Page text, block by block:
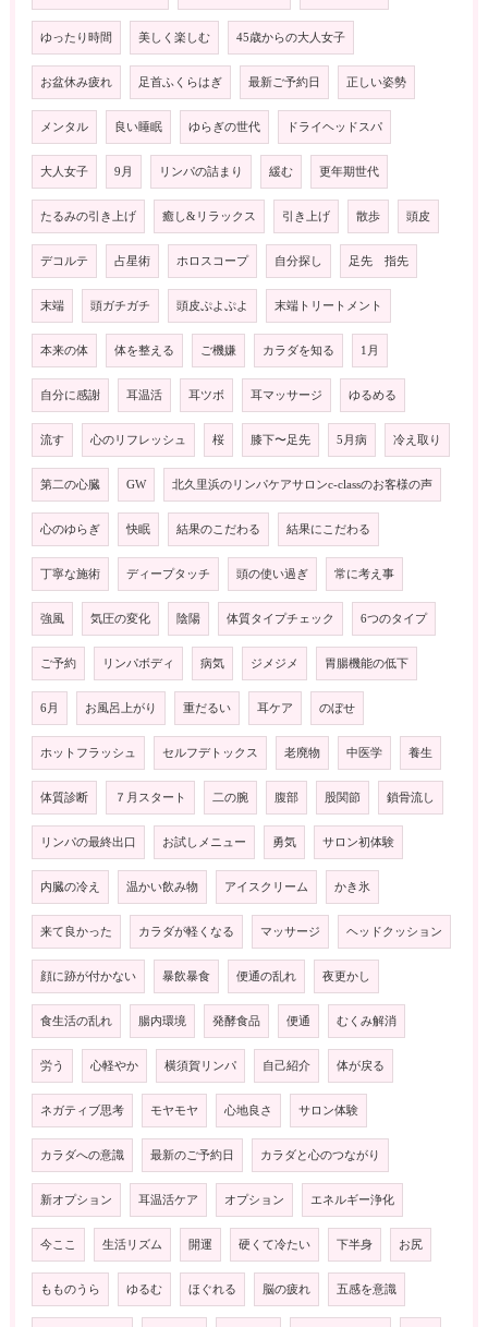
ゆったり時間 美しく楽しむ 45歳からの大人女子
お盆休み疲れ 足首ふくらはぎ 最新ご予約日 正しい姿勢
メンタル 良い睡眠 ゆらぎの世代 ドライヘッドスパ
大人女子 9月 リンパの詰まり 緩む 更年期世代
たるみの引き上げ 癒し&リラックス 引き上げ 散歩 頭皮
デコルテ 占星術 ホロスコープ 自分探し 足先 指先
末端 頭ガチガチ 頭皮ぷよぷよ 末端トリートメント
本来の体 体を整える ご機嫌 カラダを知る 1月
自分に感謝 耳温活 耳ツボ 耳マッサージ ゆるめる
流す 心のリフレッシュ 桜 膝下〜足先 5月病 冷え取り
第二の心臓 GW 北久里浜のリンパケアサロンc-classのお客様の声
心のゆらぎ 快眠 結果のこだわる 結果にこだわる
丁寧な施術 ディープタッチ 頭の使い過ぎ 常に考え事
強風 気圧の変化 陰陽 体質タイプチェック 6つのタイプ
ご予約 リンパボディ 病気 ジメジメ 胃腸機能の低下
6月 お風呂上がり 重だるい 耳ケア のぼせ
ホットフラッシュ セルフデトックス 老廃物 中医学 養生
体質診断 ７月スタート 二の腕 腹部 股関節 鎖骨流し
リンパの最終出口 お試しメニュー 勇気 サロン初体験
内臓の冷え 温かい飲み物 アイスクリーム かき氷
来て良かった カラダが軽くなる マッサージ ヘッドクッション
顔に跡が付かない 暴飲暴食 便通の乱れ 夜更かし
食生活の乱れ 腸内環境 発酵食品 便通 むくみ解消
労う 心軽やか 横須賀リンパ 自己紹介 体が戻る
ネガティブ思考 モヤモヤ 心地良さ サロン体験
カラダへの意識 最新のご予約日 カラダと心のつながり
新オプション 耳温活ケア オプション エネルギー浄化
今ここ 生活リズム 開運 硬くて冷たい 下半身 お尻
もものうら ゆるむ ほぐれる 脳の疲れ 五感を意識